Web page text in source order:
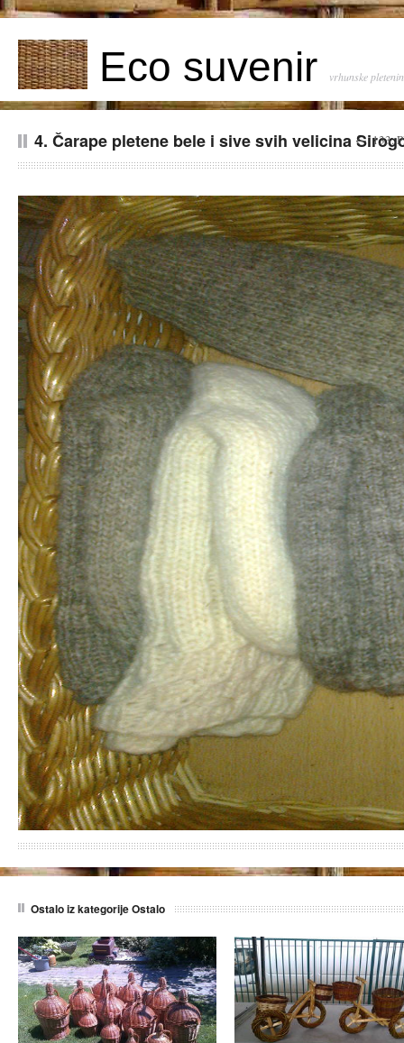
Eco suvenir vrhunske
4. Čarape pletene bele i sive svih velicina←133.
Ostalo iz kategorije Ostalo